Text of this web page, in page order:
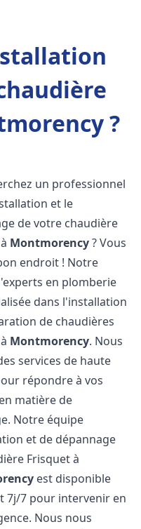
?
un professionnel
et le
de votre chaudière
Montmorency? Vous
endroit ! Notre
en plomberie
dans l'installation
de chaudières
Montmorency. Nous
services de haute
répondre à vos
matière de
Notre équipe
et de dépannage
Frisquet à
est disponible
7j/7 pour intervenir en
Nous nous